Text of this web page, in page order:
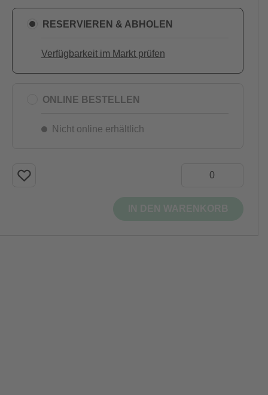
RESERVIEREN & ABHOLEN
Verfügbarkeit im Markt prüfen
ONLINE BESTELLEN
Nicht online erhältlich